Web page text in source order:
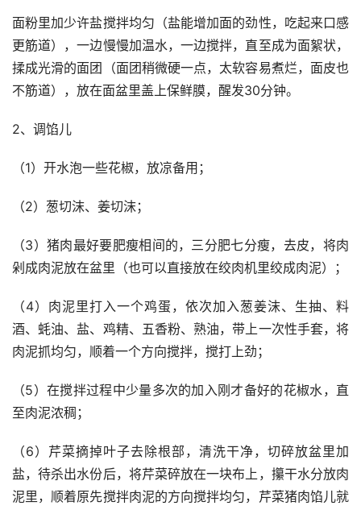
面粉里加少许盐搅拌均匀（盐能增加面的劲性，吃起来口感
更筋道），一边慢慢加温水，一边搅拌，直至成为面絮状，
揉成光滑的面团（面团稍微硬一点，太软容易煮烂，面皮也
不筋道），放在面盆里盖上保鲜膜，醒发30分钟。
2、调馅儿
（1）开水泡一些花椒，放凉备用；
（2）葱切沫、姜切沫；
（3）猪肉最好要肥瘦相间的，三分肥七分瘦，去皮，将肉
剁成肉泥放在盆里（也可以直接放在绞肉机里绞成肉泥）；
（4）肉泥里打入一个鸡蛋，依次加入葱姜沫、生抽、料
酒、蚝油、盐、鸡精、五香粉、熟油，带上一次性手套，将
肉泥抓均匀，顺着一个方向搅拌，搅打上劲；
（5）在搅拌过程中少量多次的加入刚才备好的花椒水，直
至肉泥浓稠；
（6）芹菜摘掉叶子去除根部，清洗干净，切碎放盆里加
盐，待杀出水份后，将芹菜碎放在一块布上，攥干水分放肉
泥里，顺着原先搅拌肉泥的方向搅拌均匀，芹菜猪肉馅儿就